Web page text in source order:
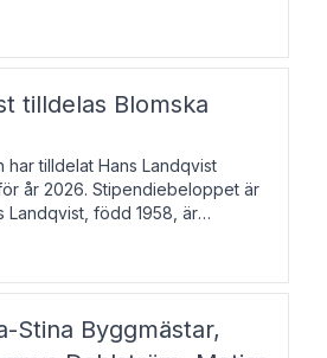
född 1987, är författare
tilldelas Blomska
har tilldelat Hans Landqvist
år 2026. Stipendiebeloppet är
Landqvist, född 1958, är
Göteborgs universitet. Han
avhandlingen Författn
Stina Byggmästar,